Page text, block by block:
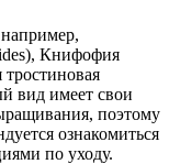
Книфофия
вид имеет свои
поэтому
ознакомиться
по уходу.